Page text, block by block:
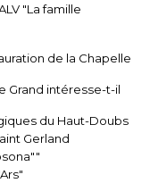
"La famille
de la Chapelle
Grand intéresse-t-il
du Haut-Doubs
Gerland